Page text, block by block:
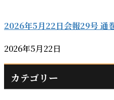
2026年5月22日会報29号 通
2026年5月22日
カテゴリー